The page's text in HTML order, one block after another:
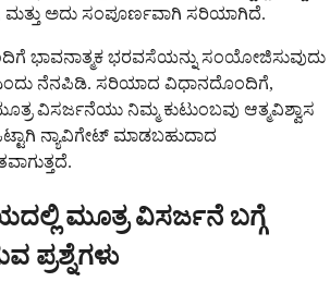
ಅದು ಸಂಪೂರ್ಣವಾಗಿ ಸರಿಯಾಗಿದೆ.
ಭಾವನಾತ್ಮಕ ಭರವಸೆಯನ್ನು ಸಂಯೋಜಿಸುವುದು
ನೆನಪಿಡಿ. ಸರಿಯಾದ ವಿಧಾನದೊಂದಿಗೆ,
ವಿಸರ್ಜನೆಯು ನಿಮ್ಮ ಕುಟುಂಬವು ಆತ್ಮವಿಶ್ವಾಸ
ನ್ಯಾವಿಗೇಟ್ ಮಾಡಬಹುದಾದ
ಮೂತ್ರ ವಿಸರ್ಜನೆ ಬಗ್ಗೆ
ಪ್ರಶ್ನೆಗಳು